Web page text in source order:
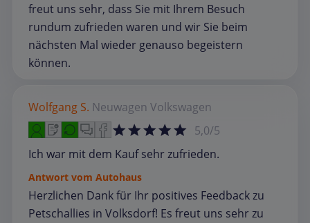
freut uns sehr, dass Sie mit Ihrem Besuch
rundum zufrieden waren und wir Sie beim
nächsten Mal wieder genauso begeistern
können.
Wolfgang S. Neuwagen Volkswagen
5,0/5
Ich war mit dem Kauf sehr zufrieden.
Antwort vom Autohaus
Herzlichen Dank für Ihr positives Feedback zu
Petschallies in Volksdorf! Es freut uns sehr zu